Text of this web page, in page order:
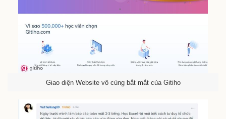
Giao diện Website vô cùng bắt mắt của Gitiho